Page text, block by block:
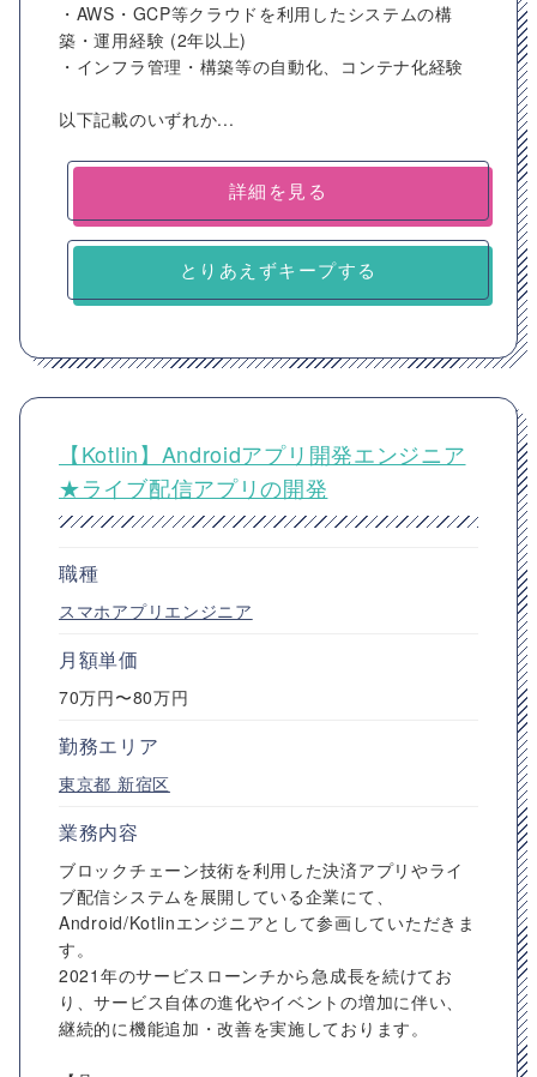
・AWS・GCP等クラウドを利用したシステムの構
築・運用経験 (2年以上)
・インフラ管理・構築等の自動化、コンテナ化経験
以下記載のいずれか...
詳細を見る
とりあえずキープする
【Kotlin】Androidアプリ開発エンジニア
★ライブ配信アプリの開発
職種
スマホアプリエンジニア
月額単価
70万円〜80万円
勤務エリア
東京都 新宿区
業務内容
ブロックチェーン技術を利用した決済アプリやライ
ブ配信システムを展開している企業にて、
Android/Kotlinエンジニアとして参画していただきま
す。
2021年のサービスローンチから急成長を続けてお
り、サービス自体の進化やイベントの増加に伴い、
継続的に機能追加・改善を実施しております。